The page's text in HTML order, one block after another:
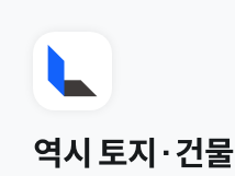
역시 토지·건물